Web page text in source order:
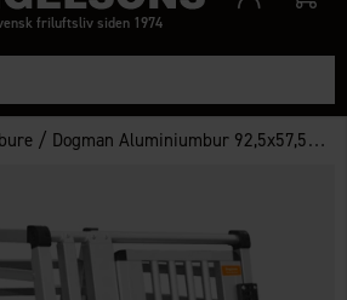
friluftsliv siden 1974
/ Dogman Aluminiumbur 92,5x57,5x65,5